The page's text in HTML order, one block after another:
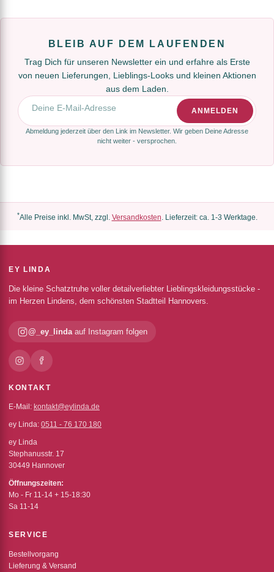
BLEIB AUF DEM LAUFENDEN
Trag Dich für unseren Newsletter ein und erfahre als Erste
von neuen Lieferungen, Lieblings-Looks und kleinen Aktionen
aus dem Laden.
E-Mail-Adresse
ANMELDEN
Abmeldung jederzeit über den Link im Newsletter. Wir geben Deine Adresse
nicht weiter - versprochen.
*Alle Preise inkl. MwSt, zzgl. Versandkosten. Lieferzeit: ca. 1-3 Werktage.
EY LINDA
Die kleine Schatztruhe voller detailverliebter Lieblingskleidungsstücke -
im Herzen Lindens, dem schönsten Stadtteil Hannovers.
@_ey_lindaauf Instagram folgen
KONTAKT
E-Mail: kontakt@eylinda.de
ey Linda: 0511 - 76 170 180
ey Linda
Stephanusstr. 17
30449 Hannover
Öffnungszeiten:
Mo - Fr 11-14 + 15-18:30
Sa 11-14
SERVICE
Bestellvorgang
Lieferung & Versand